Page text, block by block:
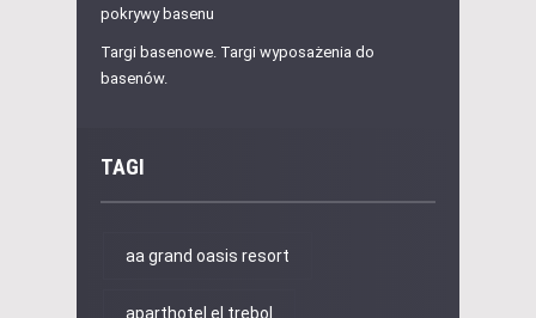
pokrywy basenu
Targi basenowe. Targi wyposażenia do
basenów.
TAGI
aa grand oasis resort
aparthotel el trebol